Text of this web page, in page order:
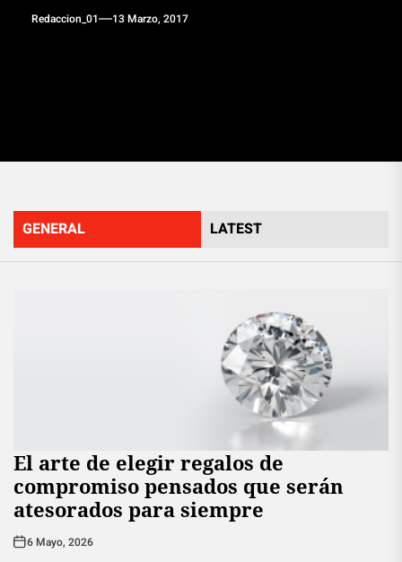
Redaccion_01 13 Marzo, 2017
GENERAL LATEST
El arte de elegir regalos de
compromiso pensados que serán
atesorados para siempre
6 Mayo, 2026